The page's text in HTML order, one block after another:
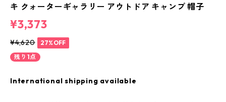
キ クォーターギャラリー アウトドア キャンプ 帽子
¥3,373
¥4,620
27%OFF
残り1点
International shipping available